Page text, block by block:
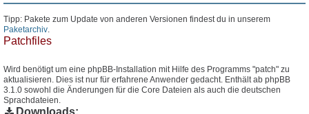
Tipp: Pakete zum Update von anderen Versionen findest du in unserem
Paketarchiv
Patchfiles
Wird benötigt um eine phpBB-Installation mit Hilfe des Programms "patch" zu
aktualisieren. Dies ist nur für erfahrene Anwender gedacht. Enthält ab phpBB
3.1.0 sowohl die Änderungen für die Core Dateien als auch die deutschen
Sprachdateien.
Downloads: